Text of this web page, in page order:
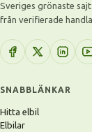
Sveriges grönaste
från verifierade
SNABBLÄNKAR
Hitta elbil
Elbilar